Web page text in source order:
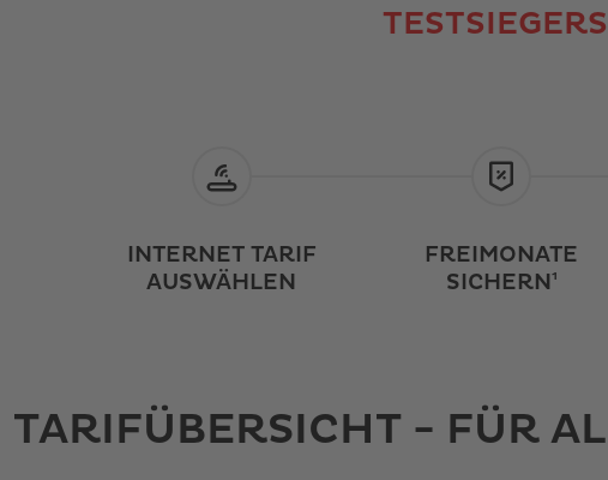
TESTSIEGERS
INTERNET TARIF
AUSWÄHLEN
FREIMONATE
SICHERN¹
TARIFÜBERSICHT - FÜR